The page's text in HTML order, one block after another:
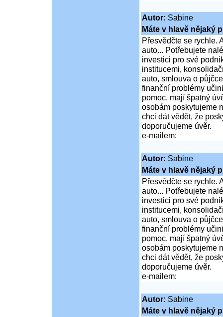
Autor: Sabine
Máte v hlavě nějaký
Přesvědčte se rychle.
auto... Potřebujete
investici pro své
institucemi,
auto, smlouva o
finanční problémy
pomoc, mají špatný
osobám poskytujeme
chci dát vědět, že
doporučujeme úvěr.
e-mailem:
Autor: Sabine
Máte v hlavě nějaký
Přesvědčte se rychle.
auto... Potřebujete
investici pro své
institucemi,
auto, smlouva o
finanční problémy
pomoc, mají špatný
osobám poskytujeme
chci dát vědět, že
doporučujeme úvěr.
e-mailem:
Autor: Sabine
Máte v hlavě nějaký